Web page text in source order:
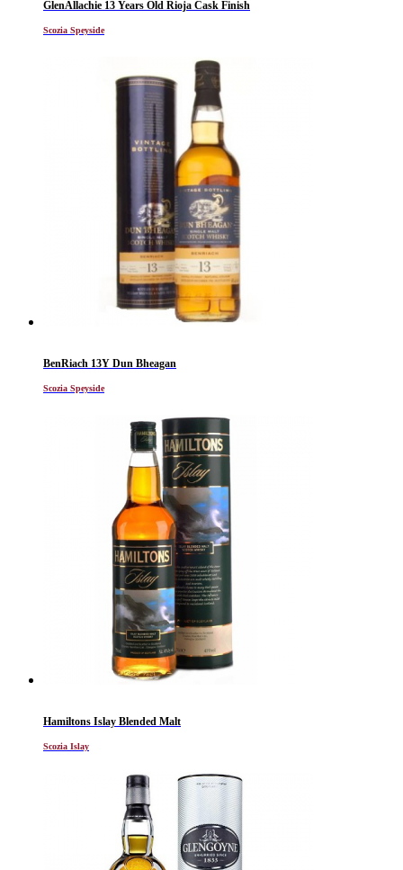
GlenAllachie 13 Years Old Rioja Cask Finish
Scozia Speyside
BenRiach 13Y Dun Bheagan
Scozia Speyside
Hamiltons Islay Blended Malt
Scozia Islay